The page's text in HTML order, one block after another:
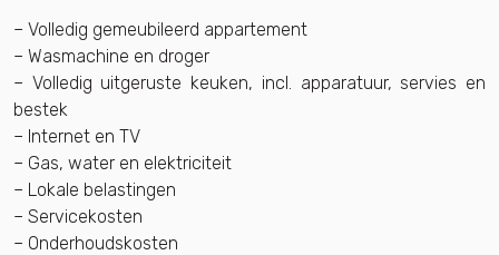
– Volledig gemeubileerd appartement
– Wasmachine en droger
– Volledig uitgeruste keuken, incl. apparatuur, servies en
bestek
– Internet en TV
– Gas, water en elektriciteit
– Lokale belastingen
– Servicekosten
– Onderhoudskosten